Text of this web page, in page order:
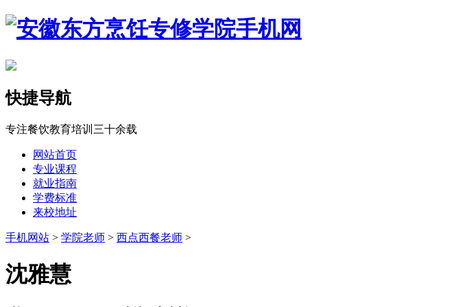
快捷导航
专注餐饮教育培训三十余载
网站首页
专业课程
就业指南
学费标准
来校地址
手机网站 > 学院老师 > 西点西餐老师 >
沈雅慧